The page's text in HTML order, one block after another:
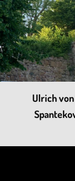
Ulrich